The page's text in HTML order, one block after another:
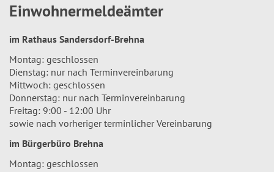
Einwohnermeldeämter
im Rathaus Sandersdorf-Brehna
Montag: geschlossen
Dienstag: nur nach Terminvereinbarung
Mittwoch: geschlossen
Donnerstag: nur nach Terminvereinbarung
Freitag: 9:00 - 12:00 Uhr
sowie nach vorheriger terminlicher Vereinbarung
im Bürgerbüro Brehna
Montag: geschlossen